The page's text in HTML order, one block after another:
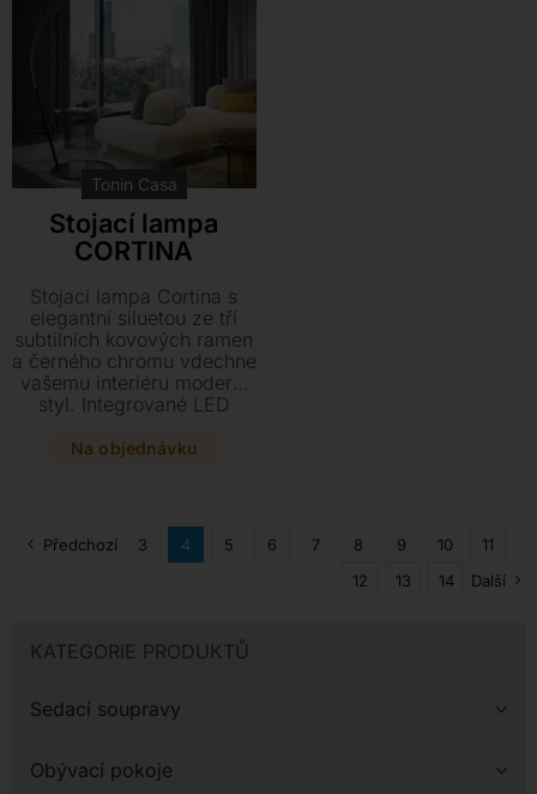
KATEGORIE PRODUKTŮ
Sedací soupravy
Obývací pokoje
Tonin Casa
Stojací lampa
CORTINA
Stojací lampa Cortina s
elegantní siluetou ze tří
subtilních kovových ramen
a černého chromu vdechne
vašemu interiéru moderní
styl. Integrované LED
x 60 x 220 cm vykouzlí v
designovým doplňkem.
Na objednávku
Předchozí 3 4 5 6 7 8 9 10
11
12
13 14 Další